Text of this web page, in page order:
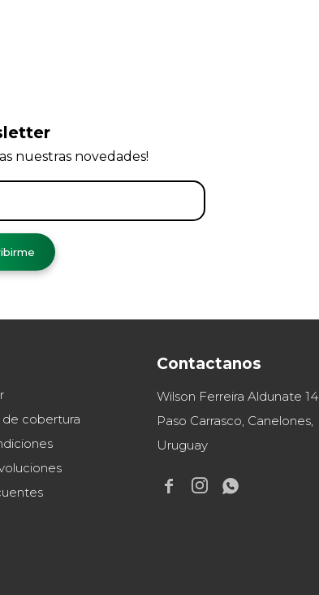
de cobertura
Contactanos
Wilson Ferreira Aldunate 14
Paso Carrasco, Canelones,
Uruguay
  
nuestras novedades!